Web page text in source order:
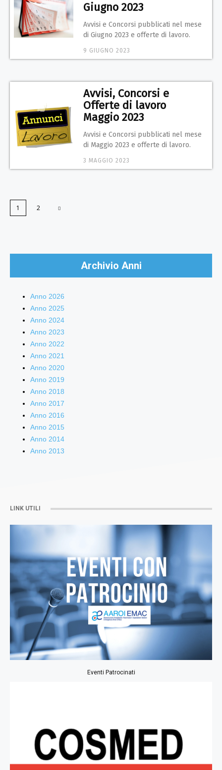
Giugno 2023
Avvisi e Concorsi pubblicati nel mese
di Giugno 2023 e offerte di lavoro.
9 GIUGNO 2023
Avvisi, Concorsi e
Offerte di lavoro
Maggio 2023
Avvisi e Concorsi pubblicati nel mese
di Maggio 2023 e offerte di lavoro.
3 MAGGIO 2023
1 2
Archivio Anni
Anno 2026
Anno 2025
Anno 2024
Anno 2023
Anno 2022
Anno 2021
Anno 2020
Anno 2019
Anno 2018
Anno 2017
Anno 2016
Anno 2015
Anno 2014
Anno 2013
LINK UTILI
Eventi Patrocinati